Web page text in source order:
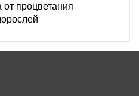
процветания